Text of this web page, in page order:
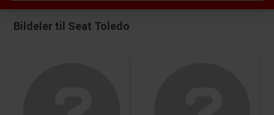
Bildeler til Seat Toledo